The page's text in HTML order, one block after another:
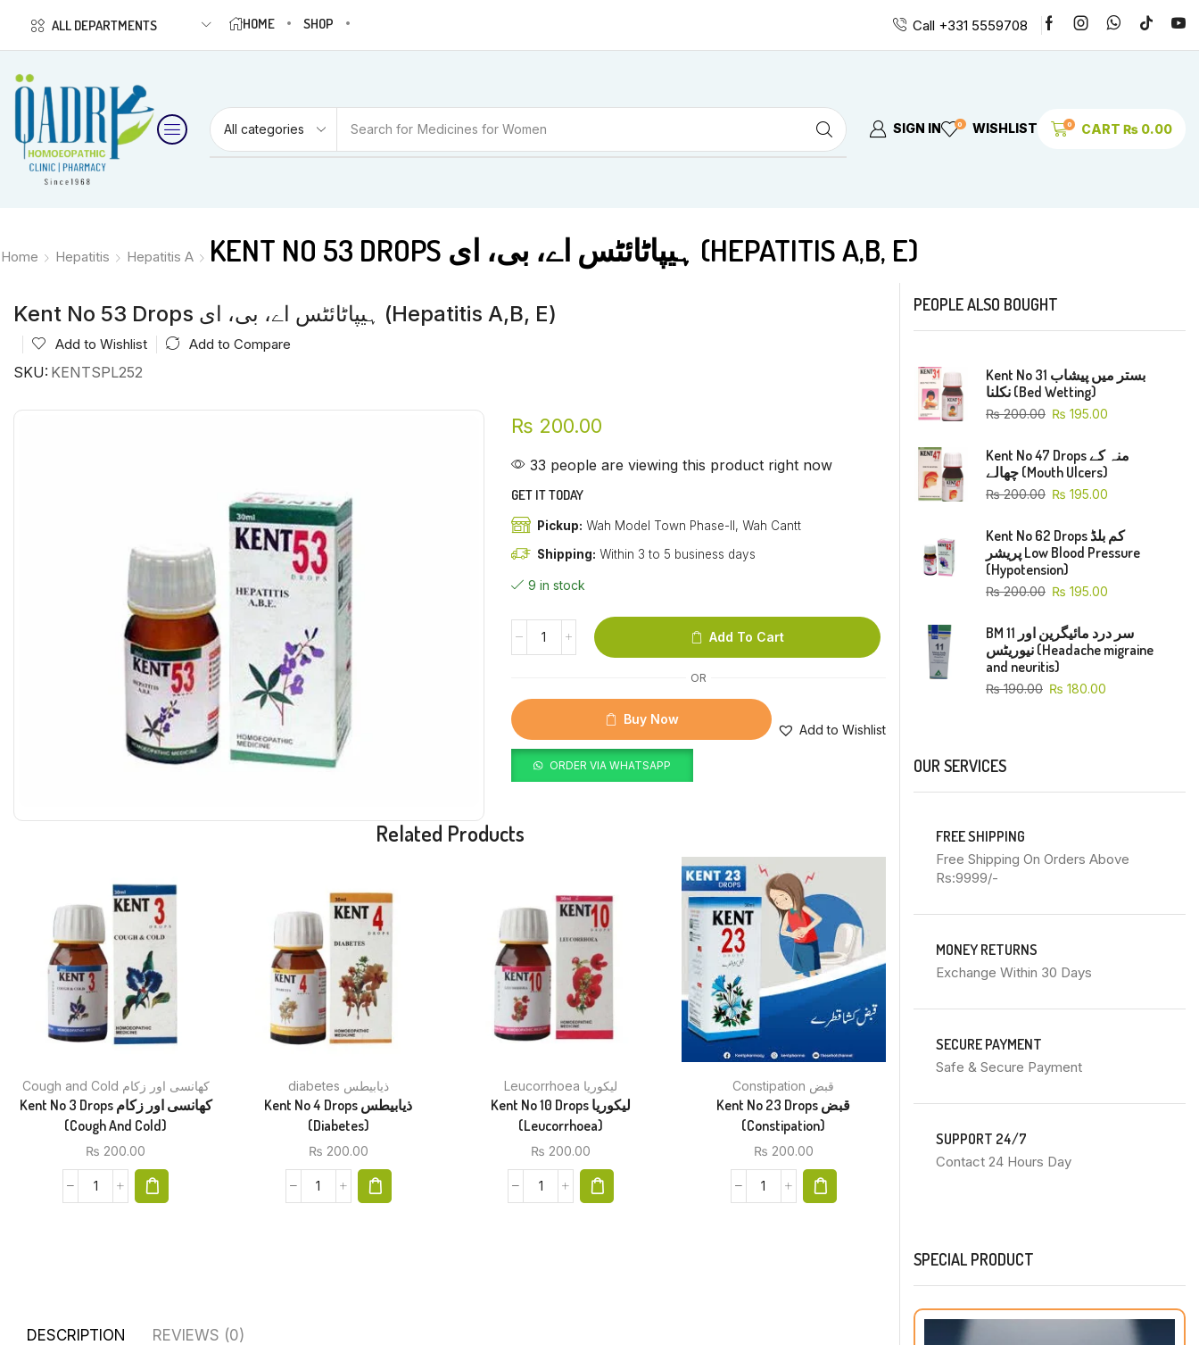
ALL DEPARTMENTS HOME SHOP Call +331 5559708
Search for Medicines for Women SIGN IN 0 WISHLIST 0 CART ₨ 0.00
Home Hepatitis Hepatitis A KENT NO 53 DROPS ہیپاٹائٹس اے، بی، ای (HEPATITIS A,B, E)
Kent No 53 Drops ہیپاٹائٹس اے، بی، ای (Hepatitis A,B, E)
Add to Wishlist Add to Compare
SKU: KENTSPL252
₨ 200.00
33 people are viewing this product right now
GET IT TODAY
Pickup: Wah Model Town Phase-II, Wah Cantt
Shipping: Within 3 to 5 business days
9 in stock
Add To Cart
OR
Buy Now
Add to Wishlist
ORDER VIA WHATSAPP
Related Products
Cough and Cold کھانسی اور زکام
Kent No 3 Drops کھانسی اور زکام
(Cough And Cold)
₨ 200.00
diabetes ذیابیطس
Kent No 4 Drops ذیابیطس
(Diabetes)
₨ 200.00
Leucorrhoea لیکوریا
Kent No 10 Drops لیکوریا
(Leucorrhoea)
₨ 200.00
Constipation قبض
Kent No 23 Drops قبض
(Constipation)
₨ 200.00
DESCRIPTION REVIEWS (0)
PEOPLE ALSO BOUGHT
Kent No 31 بستر میں پیشاب
نکلنا (Bed Wetting)
₨200.00 ₨ 195.00
Kent No 47 Drops منہ کے
چھالے (Mouth Ulcers)
₨200.00 ₨ 195.00
Kent No 62 Drops کم بلڈ
پریشر Low Blood Pressure
(Hypotension)
₨200.00 ₨ 195.00
BM 11 سر درد مائیگرین اور
نیوریٹس (Headache migraine
and neuritis)
₨190.00 ₨ 180.00
OUR SERVICES
FREE SHIPPING
Free Shipping On Orders Above
Rs:9999/-
MONEY RETURNS
Exchange Within 30 Days
SECURE PAYMENT
Safe & Secure Payment
SUPPORT 24/7
Contact 24 Hours Day
SPECIAL PRODUCT